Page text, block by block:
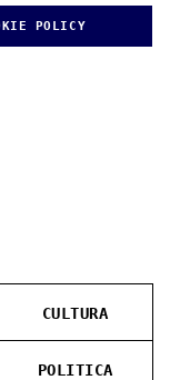
POLICY
CULTURA
POLITICA